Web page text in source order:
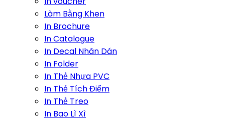
Làm Bằng Khen
In Brochure
In Catalogue
In Decal Nhãn Dán
In Folder
In Thẻ Nhựa PVC
In Thẻ Tích Điểm
In Thẻ Treo
In Bao Lì Xì